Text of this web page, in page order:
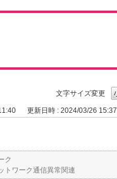
文字サイズ変更
更新日時 : 2024/03/26 15:37
ク
トワーク通信異常関連